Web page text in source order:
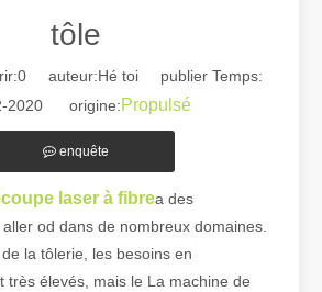
Guide 2026 : Comment les machines de découpe de tubes au laser à fibre révolutionnent la fabrication de tuyaux
les machines de découpe de tubes au
tôle
0 auteur:Hé toi publier Temps:
2020 origine:Propulsé
enquête
laser à fibrea des
od dans de nombreux domaines.
la tôlerie, les besoins en
très élevés, mais le La machine de